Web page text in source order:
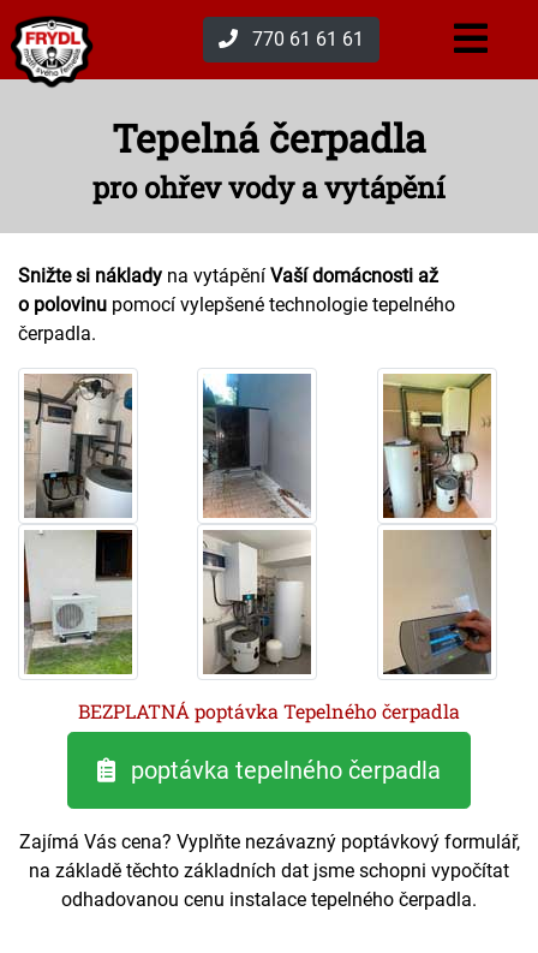
770 61 61 61
Tepelná čerpadla
pro ohřev vody a vytápění
Snižte si náklady na vytápění Vaší domácnosti až
o polovinu pomocí vylepšené technologie tepelného
čerpadla.
BEZPLATNÁ poptávka Tepelného čerpadla
poptávka tepelného čerpadla
Zajímá Vás cena? Vyplňte nezávazný poptávkový formulář,
na základě těchto základních dat jsme schopni vypočítat
odhadovanou cenu instalace tepelného čerpadla.